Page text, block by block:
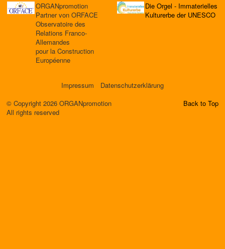
ORGANpromotion
Partner von ORFACE
Observatoire des
Relations Franco-
Allemandes
pour la Construction
Européenne
Die Orgel - Immaterielles
Kulturerbe der UNESCO
Impressum
Datenschutzerklärung
© Copyright 2026 ORGANpromotion
All rights reserved
Back to Top